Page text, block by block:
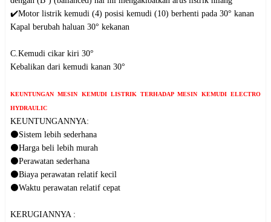
✔️Motor listrik kemudi (4) posisi kemudi (10) berhenti pada 30° kanan
Kapal berubah haluan 30° kekanan
C.Kemudi cikar kiri 30°
Kebalikan dari kemudi kanan 30°
KEUNTUNGAN MESIN KEMUDI LISTRIK TERHADAP MESIN KEMUDI ELECTRO
HYDRAULIC
KEUNTUNGANNYA:
⚫Sistem lebih sederhana
⚫Harga beli lebih murah
⚫Perawatan sederhana
⚫Biaya perawatan relatif kecil
⚫Waktu perawatan relatif cepat
KERUGIANNYA :